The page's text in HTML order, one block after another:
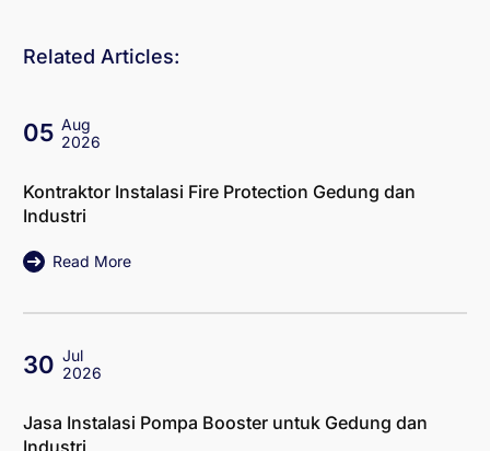
Related Articles:
05 Aug
2026
Kontraktor Instalasi Fire Protection Gedung dan
Industri
Read More
30 Jul
2026
Jasa Instalasi Pompa Booster untuk Gedung dan
Industri